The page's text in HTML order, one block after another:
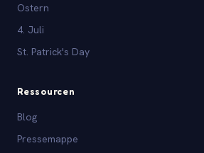
Ostern
4. Juli
St. Patrick's Day
Ressourcen
Blog
Pressemappe